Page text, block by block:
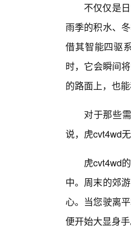
不仅仅是
雨季的积水、
借其智能四驱
时，它会瞬间
的路面上，也
对于那些
说，虎cvt4wd
虎cvt4wd
中。周末的郊
心。当您驶离
便开始大显身手